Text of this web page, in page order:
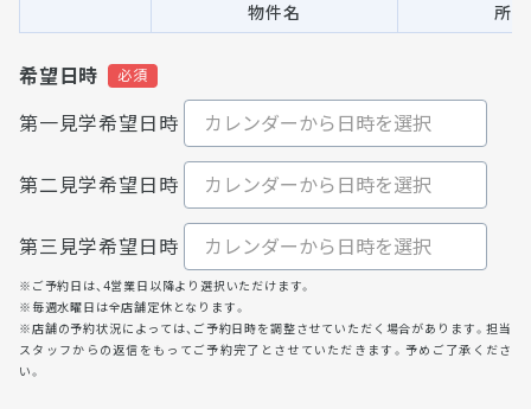
物件名 所
希望日時
第一見学希望日時
第二見学希望日時
第三見学希望日時
※ご予約日は、4営業日以降より選択いただけます。
※毎週水曜日は全店舗定休となります。
※店舗の予約状況によっては、ご予約日時を調整させていただく場合があります。担当
スタッフからの返信をもってご予約完了とさせていただきます。予めご了承くださ
い。